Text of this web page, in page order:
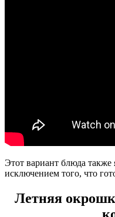
Этот вариант блюда также
исключением того, что
Летняя